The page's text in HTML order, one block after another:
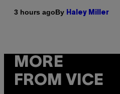
3 hours agoBy Haley Miller
MORE
FROM VICE